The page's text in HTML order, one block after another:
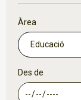
Àrea
Des de